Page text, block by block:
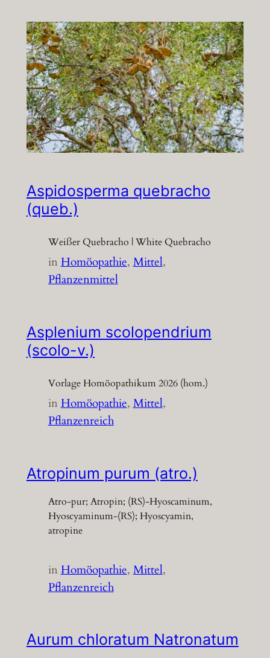
Aspidosperma quebracho
(queb.)
Weißer Quebracho | White Quebracho
inHomöopathie, Mittel
Pflanzenmittel
Asplenium scolopendrium
(scolo-v.)
Vorlage Homöopathikum 2026 (hom.)
inHomöopathie, Mittel
Pflanzenreich
Atropinum purum (atro.)
Atro-pur; Atropin; (RS)-Hyoscaminum,
Hyoscyaminum-(RS); Hyoscyamin,
atropine
inHomöopathie, Mittel
Pflanzenreich
Aurum chloratum Natronatum